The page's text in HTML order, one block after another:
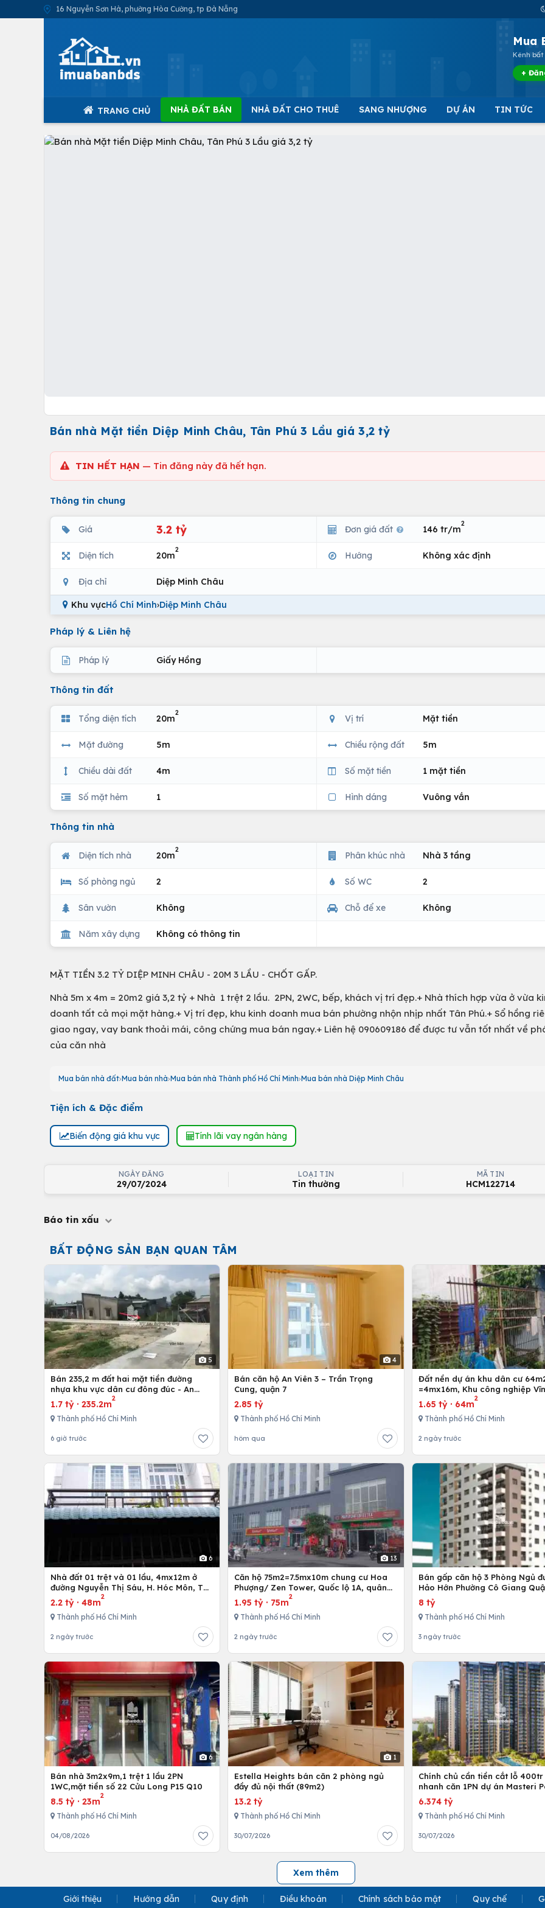
16 Nguyễn Sơn Hà, phường Hòa Cường, tp Đà Nẵng
Mua
Kênh
+
TRANG CHỦ NHÀ ĐẤT BÁN NHÀ ĐẤT CHO THUÊ SANG NHƯỢNG DỰ ÁN TIN TỨC
Bán nhà Mặt tiền Diệp Minh Châu, Tân Phú 3 Lầu giá 3,2 tỷ
TIN HẾT HẠN — Tin đăng này đã hết hạn.
Thông tin chung
Giá 3.2 tỷ Đơn giá đất 146 tr/m
2
Diện tích 20m
2
Hướng Không xác định
Địa chỉ Diệp Minh Châu
Khu vựcHồ Chí Minh›Diệp Minh Châu
Pháp lý & Liên hệ
Pháp lý Giấy Hồng
Thông tin đất
Tổng diện tích 20m
2
Vị trí Mặt tiền
Mặt đường 5m Chiều rộng đất 5m
Chiều dài đất 4m Số mặt tiền 1 mặt tiền
Số mặt hẻm 1 Hình dáng Vuông vắn
Thông tin nhà
Diện tích nhà 20m
2
Phân khúc nhà Nhà 3 tầng
Số phòng ngủ 2 Số WC 2
Sân vườn Không Chỗ để xe Không
Năm xây dựng Không có thông tin
MẶT TIỀN 3.2 TỶ DIỆP MINH CHÂU - 20M 3 LẦU - CHỐT GẤP.
Nhà 5m x 4m = 20m2 giá 3,2 tỷ + Nhà 1 trệt 2 lầu. 2PN, 2WC, bếp, khách vị trí đẹp.+ Nhà thích hợp vừa ở vừa
doanh tất cả mọi mặt hàng.+ Vị trí đẹp, khu kinh doanh mua bán phường nhộn nhịp nhất Tân Phú.+ Sổ hồng
giao ngay, vay bank thoải mái, công chứng mua bán ngay.+ Liên hệ 090609186 để được tư vẫn tốt nhất về
của căn nhà
Mua bán nhà đất Mua bán nhà Mua bán nhà Thành phố Hồ Chí Minh Mua bán nhà Diệp Minh Châu
Tiện ích & Đặc điểm
Biến động giá khu vực Tính lãi vay ngân hàng
NGÀY ĐĂNG
29/07/2024
LOẠI TIN
Tin thường
MÃ TIN
HCM122714
Báo tin xấu
BẤT ĐỘNG SẢN BẠN QUAN TÂM
5
Bán 235,2 m đất hai mặt tiền đường
nhựa khu vực dân cư đông đúc - An
nhứt-Long Điền - Bà Rịa
1.7 tỷ · 235.2m
2
Thành phố Hồ Chí Minh
6 giờ trước
4
Bán căn hộ An Viên 3 – Trần Trọng
Cung, quận 7
2.85 tỷ
Thành phố Hồ Chí Minh
hôm qua
Đất nền dự án khu dân cư
=4mx16m, Khu công nghiệp
Bình Chánh, Tp. Hồ Chí Minh
1.65 tỷ· 64m
2
Thành phố Hồ Chí Minh
2 ngày trước
6
Nhà đất 01 trệt và 01 lầu, 4mx12m ở
đường Nguyễn Thị Sáu, H. Hóc Môn, Tp.
Hồ Chí Minh
2.2 tỷ · 48m
2
Thành phố Hồ Chí Minh
2 ngày trước
13
Căn hộ 75m2=7.5mx10m chung cư Hoa
Phượng/ Zen Tower, Quốc lộ 1A, quân
12,Tp. Hồ Chí Minh, Việt Nam
1.95 tỷ · 75m
2
Thành phố Hồ Chí Minh
2 ngày trước
Bán gấp căn hộ 3 Phòng Ngủ
Hảo Hớn Phường Cô Giang
8 tỷ
Thành phố Hồ Chí Minh
3 ngày trước
6
Bán nhà 3m2x9m,1 trệt 1 lầu 2PN
1WC,mặt tiền số 22 Cửu Long P15 Q10
8.5 tỷ · 23m
2
Thành phố Hồ Chí Minh
04/08/2026
1
Estella Heights bán căn 2 phòng ngủ
đầy đủ nội thất (89m2)
13.2 tỷ
Thành phố Hồ Chí Minh
30/07/2026
Chính chủ cần tiền cắt lỗ
nhanh căn 1PN dự án Masteri
Place
6.374 tỷ
Thành phố Hồ Chí Minh
30/07/2026
Xem thêm
Giới thiệu Hướng dẫn Quy định Điều khoản Chính sách bảo mật Quy chế